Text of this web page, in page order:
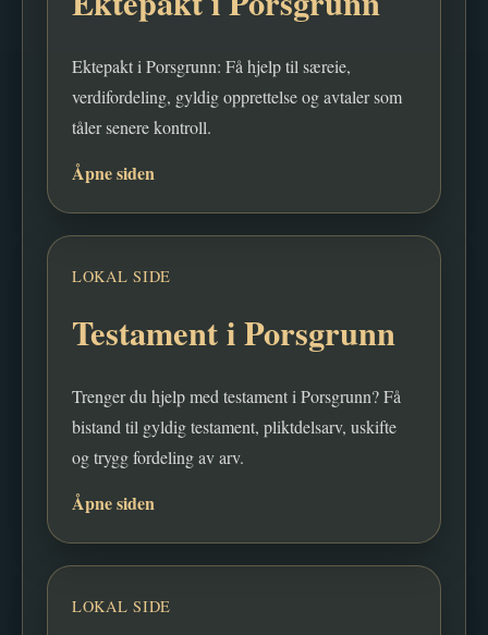
Ektepakt i Porsgrunn: Få hjelp til særeie,
verdifordeling, gyldig opprettelse og avtaler som
tåler senere kontroll.
Åpne siden
LOKAL SIDE
Testament i Porsgrunn
Trenger du hjelp med testament i Porsgrunn? Få
bistand til gyldig testament, pliktdelsarv, uskifte
og trygg fordeling av arv.
Åpne siden
LOKAL SIDE